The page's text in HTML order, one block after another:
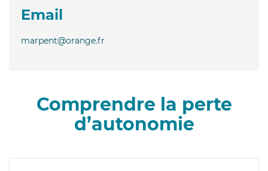
Email
marpent@orange.fr
Comprendre la perte
d’autonomie